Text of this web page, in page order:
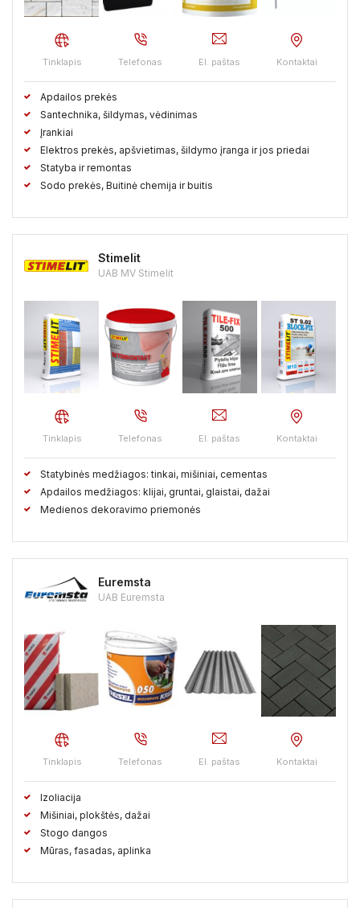
Kazlų Rudos sav. Kėdainių raj. Kelmės raj.
Lazdijų raj. Marijampolės sav.
Molėtų raj. Neringos sav. Pagėgių sav. Pakruojo raj.
Palangos sav. Panevėžio raj. Pasvalio raj.
Plungės raj. Prienų raj. Radviliškio raj. Raseinių raj.
Rokiškio raj.
Širvintų raj. Švenčionių raj. Tauragės raj. Telšių raj.
Trakų raj. Ukmergės raj. Utenos raj. Varėnos raj.
Vilkaviškio raj. Visagino sav. Zarasų raj.
Tinklapis Telefonas El. paštas Kontaktai
Apdailos prekės
Santechnika, šildymas, vėdinimas
Įrankiai
Elektros prekės, apšvietimas, šildymo įranga ir jos priedai
Statyba ir remontas
Sodo prekės, Buitinė chemija ir buitis
Stimelit
UAB MV Stimelit
Tinklapis Telefonas El. paštas Kontaktai
Statybinės medžiagos: tinkai, mišiniai, cementas
Apdailos medžiagos: klijai, gruntai, glaistai, dažai
Medienos dekoravimo priemonės
Euremsta
UAB Euremsta
Tinklapis Telefonas El. paštas Kontaktai
Izoliacija
Mišiniai, plokštės, dažai
Stogo dangos
Mūras, fasadas, aplinka